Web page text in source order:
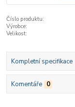
Číslo produktu:
Výrobce:
Velikost:
Kompletní specifikace
Komentáře 0